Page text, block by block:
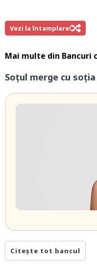
Vezi la întamplare!
Mai multe din Bancuri
Soțul merge cu
Citește tot bancul